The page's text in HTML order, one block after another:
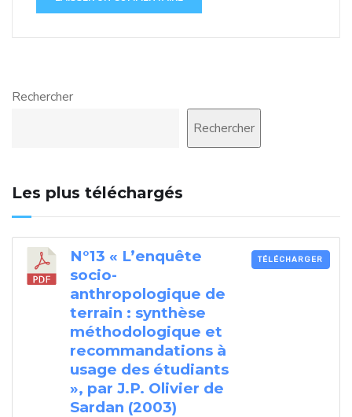
Rechercher
Rechercher
Les plus téléchargés
N°13 « L’enquête
socio-
anthropologique de
terrain : synthèse
méthodologique et
recommandations à
usage des étudiants
», par J.P. Olivier de
Sardan (2003)
TÉLÉCHARGER